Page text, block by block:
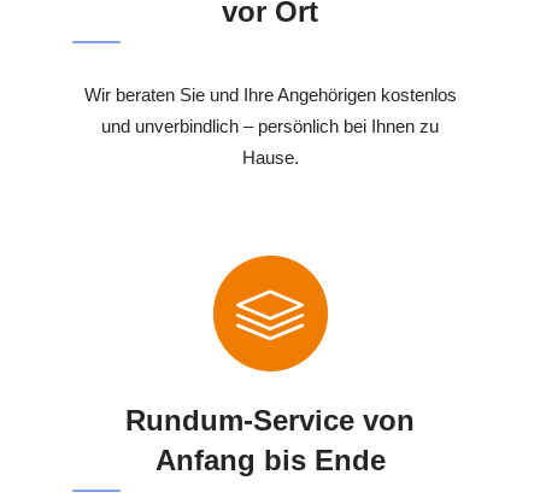
vor Ort
Wir beraten Sie und Ihre Angehörigen kostenlos
und unverbindlich – persönlich bei Ihnen zu
Hause.
Rundum-Service von
Anfang bis Ende